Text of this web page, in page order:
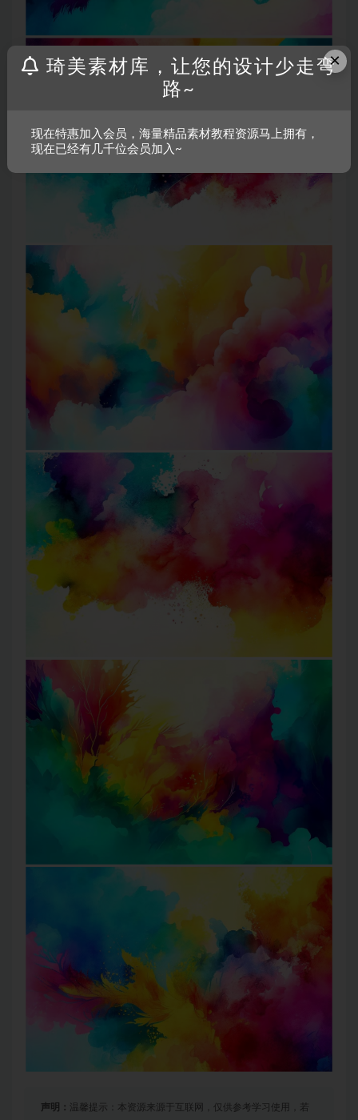
声明： 温馨提示：本资源来源于互联网，仅供参考学习使用，若
×
琦美素材库，让您的设计少走弯
路~
现在特惠加入会员，海量精品素材教程资源马上拥有，
现在已经有几千位会员加入~